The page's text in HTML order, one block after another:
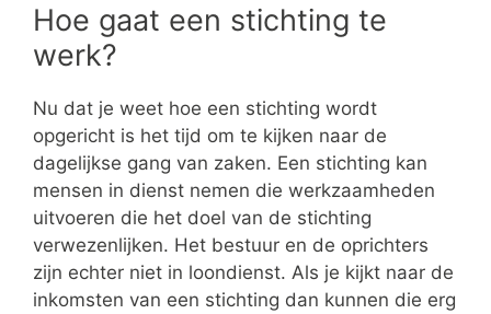
Hoe gaat een stichting te
werk?
Nu dat je weet hoe een stichting wordt
opgericht is het tijd om te kijken naar de
dagelijkse gang van zaken. Een stichting kan
mensen in dienst nemen die werkzaamheden
uitvoeren die het doel van de stichting
verwezenlijken. Het bestuur en de oprichters
zijn echter niet in loondienst. Als je kijkt naar de
inkomsten van een stichting dan kunnen die erg